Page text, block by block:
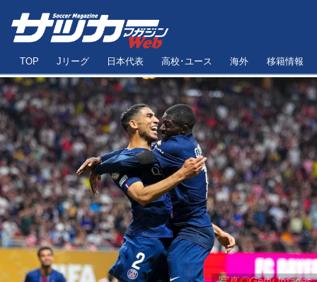
TOP Jリーグ 日本代表 高校･ユース 海外 移籍情報